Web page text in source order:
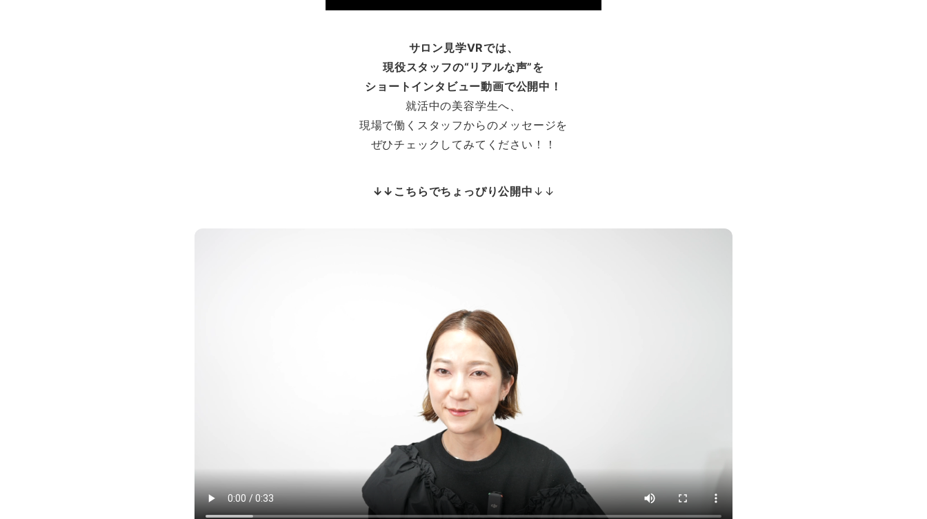
サロン見学VRでは、
現役スタッフの“リアルな声”を
ショートインタビュー動画で公開中！
就活中の美容学生へ、
現場で働くスタッフからのメッセージを
ぜひチェックしてみてください！！
↓↓こちらでちょっぴり公開中 ↓↓